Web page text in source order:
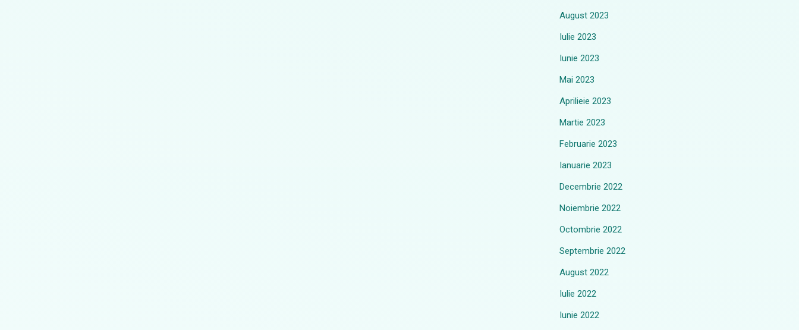
August 2023
Iulie 2023
Iunie 2023
Mai 2023
Aprilieie 2023
Martie 2023
Februarie 2023
Ianuarie 2023
Decembrie 2022
Noiembrie 2022
Octombrie 2022
Septembrie 2022
August 2022
Iulie 2022
Iunie 2022